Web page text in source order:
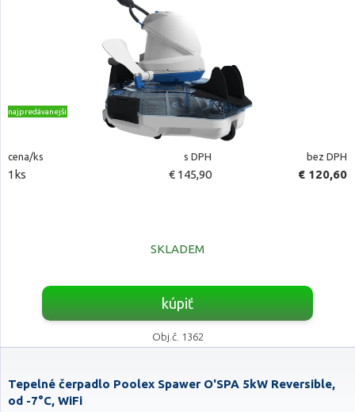
najpredávanejšie
cena/ks s DPH bez DPH
1ks € 145,90 € 120,60
SKLADEM
kúpiť
Obj.č. 1362
Tepelné čerpadlo Poolex Spawer O'SPA 5kW Reversible,
od -7°C, WiFi